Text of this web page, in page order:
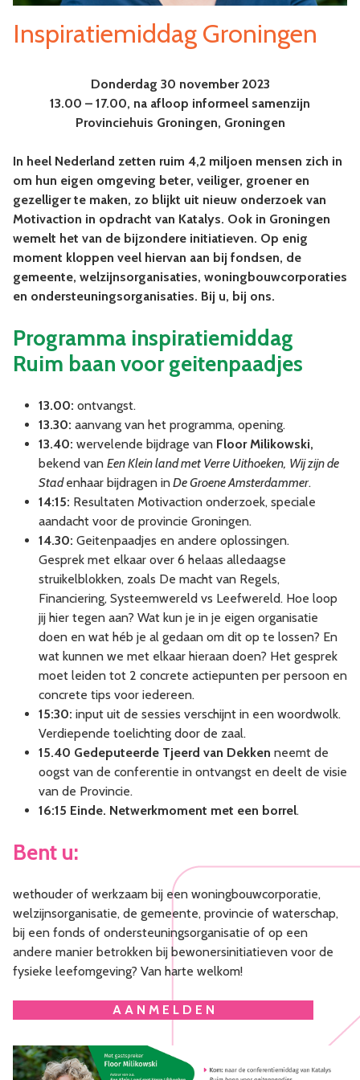
Inspiratiemiddag Groningen
Donderdag 30 november 2023
13.00 – 17.00, na afloop informeel samenzijn
Provinciehuis Groningen, Groningen
In heel Nederland zetten ruim 4,2 miljoen mensen zich in
om hun eigen omgeving beter, veiliger, groener en
gezelliger te maken, zo blijkt uit nieuw onderzoek van
Motivaction in opdracht van Katalys. Ook in Groningen
wemelt het van de bijzondere initiatieven. Op enig
moment kloppen veel hiervan aan bij fondsen, de
gemeente, welzijnsorganisaties, woningbouwcorporaties
en ondersteuningsorganisaties. Bij u, bij ons.
Programma inspiratiemiddag
Ruim baan voor geitenpaadjes
13.00: ontvangst.
13.30: aanvang van het programma, opening.
13.40: wervelende bijdrage van Floor Milikowski,
bekend van Een Klein land met Verre Uithoeken, Wij zijn de
Stadenhaar bijdragen inDe Groene Amsterdammer.
14:15: Resultaten Motivaction onderzoek, speciale
aandacht voor de provincie Groningen.
14.30: Geitenpaadjes en andere oplossingen.
Gesprek met elkaar over 6 helaas alledaagse
struikelblokken, zoals De macht van Regels,
Financiering, Systeemwereld vs Leefwereld. Hoe loop
jij hier tegen aan? Wat kun je in je eigen organisatie
doen en wat héb je al gedaan om dit op te lossen? En
wat kunnen we met elkaar hieraan doen? Het gesprek
moet leiden tot 2 concrete actiepunten per persoon en
concrete tips voor iedereen.
15:30: input uit de sessies verschijnt in een woordwolk.
Verdiepende toelichting door de zaal.
15.40 Gedeputeerde Tjeerd van Dekken neemt de
oogst van de conferentie in ontvangst en deelt de visie
van de Provincie.
16:15 Einde. Netwerkmoment met een borrel.
Bent u:
wethouder of werkzaam bij een woningbouwcorporatie,
welzijnsorganisatie, de gemeente, provincie of waterschap,
bij een fonds of ondersteuningsorganisatie of op een
andere manier betrokken bij bewonersinitiatieven voor de
fysieke leefomgeving? Van harte welkom!
A A N M E L D E N